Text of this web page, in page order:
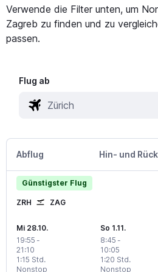
Verwende die Filter unten, um
Zagreb zu finden und zu
passen.
Flug ab
Abflug Hin- und
Günstigster Flug
ZRH ZAG
Mi 28.10.
19:55 -
21:10
Nonstop
1:15 Std.
So 1.11.
8:45 -
10:05
Nonstop
1:20 Std.